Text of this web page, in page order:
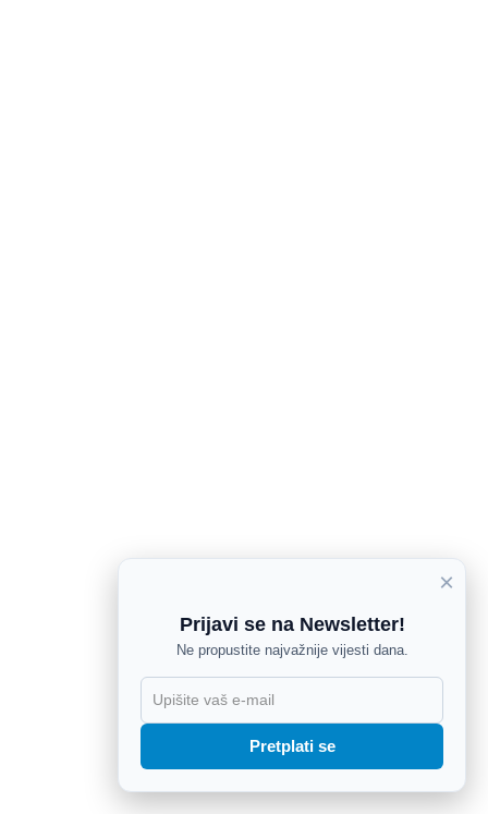
×
Prijavi se na Newsletter!
Ne propustite najvažnije vijesti dana.
Pretplati se